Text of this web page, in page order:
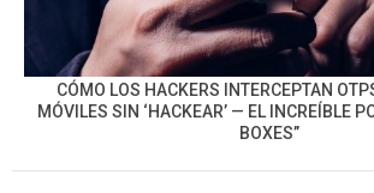
CÓMO LOS HACKERS INTERCEPTAN
MÓVILES SIN ‘HACKEAR’ — EL INCREÍBLE
BOXES”